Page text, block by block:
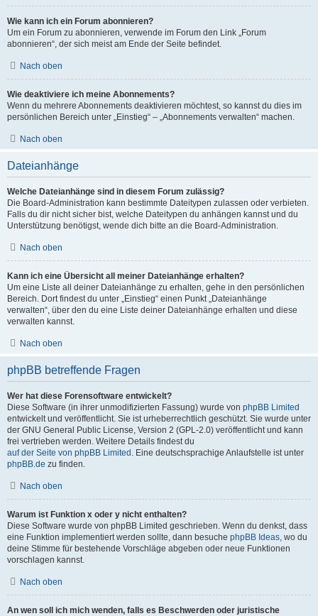
Wie kann ich ein Forum abonnieren?
Um ein Forum zu abonnieren, verwende im Forum den Link „Forum
abonnieren“, der sich meist am Ende der Seite befindet.
Nach oben
Wie deaktiviere ich meine Abonnements?
Wenn du mehrere Abonnements deaktivieren möchtest, so kannst du dies im
persönlichen Bereich unter „Einstieg“ – „Abonnements verwalten“ machen.
Nach oben
Dateianhänge
Welche Dateianhänge sind in diesem Forum zulässig?
Die Board-Administration kann bestimmte Dateitypen zulassen oder verbieten.
Falls du dir nicht sicher bist, welche Dateitypen du anhängen kannst und du
Unterstützung benötigst, wende dich bitte an die Board-Administration.
Nach oben
Kann ich eine Übersicht all meiner Dateianhänge erhalten?
Um eine Liste all deiner Dateianhänge zu erhalten, gehe in den persönlichen
Bereich. Dort findest du unter „Einstieg“ einen Punkt „Dateianhänge
verwalten“, über den du eine Liste deiner Dateianhänge erhalten und diese
verwalten kannst.
Nach oben
phpBB betreffende Fragen
Wer hat diese Forensoftware entwickelt?
Diese Software (in ihrer unmodifizierten Fassung) wurde von phpBB Limited
entwickelt und veröffentlicht. Sie ist urheberrechtlich geschützt. Sie wurde unter
der GNU General Public License, Version 2 (GPL-2.0) veröffentlicht und kann
frei vertrieben werden. Weitere Details findest du
auf der Seite von phpBB Limited . Eine deutschsprachige Anlaufstelle ist unter
phpBB.de zu finden.
Nach oben
Warum ist Funktion x oder y nicht enthalten?
Diese Software wurde von phpBB Limited geschrieben. Wenn du denkst, dass
eine Funktion implementiert werden sollte, dann besuche phpBB Ideas, wo du
deine Stimme für bestehende Vorschläge abgeben oder neue Funktionen
vorschlagen kannst.
Nach oben
An wen soll ich mich wenden, falls es Beschwerden oder juristische